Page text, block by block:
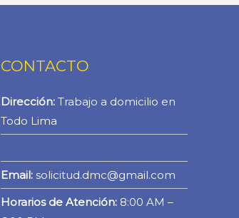
CONTACTO
Dirección:Trabajo a domicilio en
Todo Lima
Email: solicitud.dmc@gmail.com
Horarios de Atención:8:00 AM –